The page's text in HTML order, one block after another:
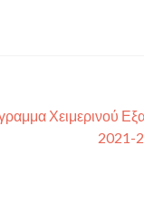
Χειμερινού
2021-